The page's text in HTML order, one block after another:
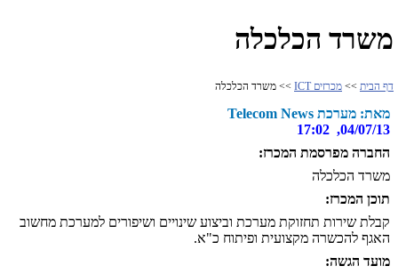
משרד הכלכלה
דף הבית >> מכרזים ICT >> משרד הכלכלה
מאת: מערכת Telecom News
04/07/13, 17:02
החברה מפרסמת המכרז:
משרד הכלכלה
תוכן המכרז:
קבלת שירות תחזוקת מערכת וביצוע שינויים ושיפורים למערכת מחשוב
האגף להכשרה מקצועית ופיתוח כ"א.
מועד הגשה: